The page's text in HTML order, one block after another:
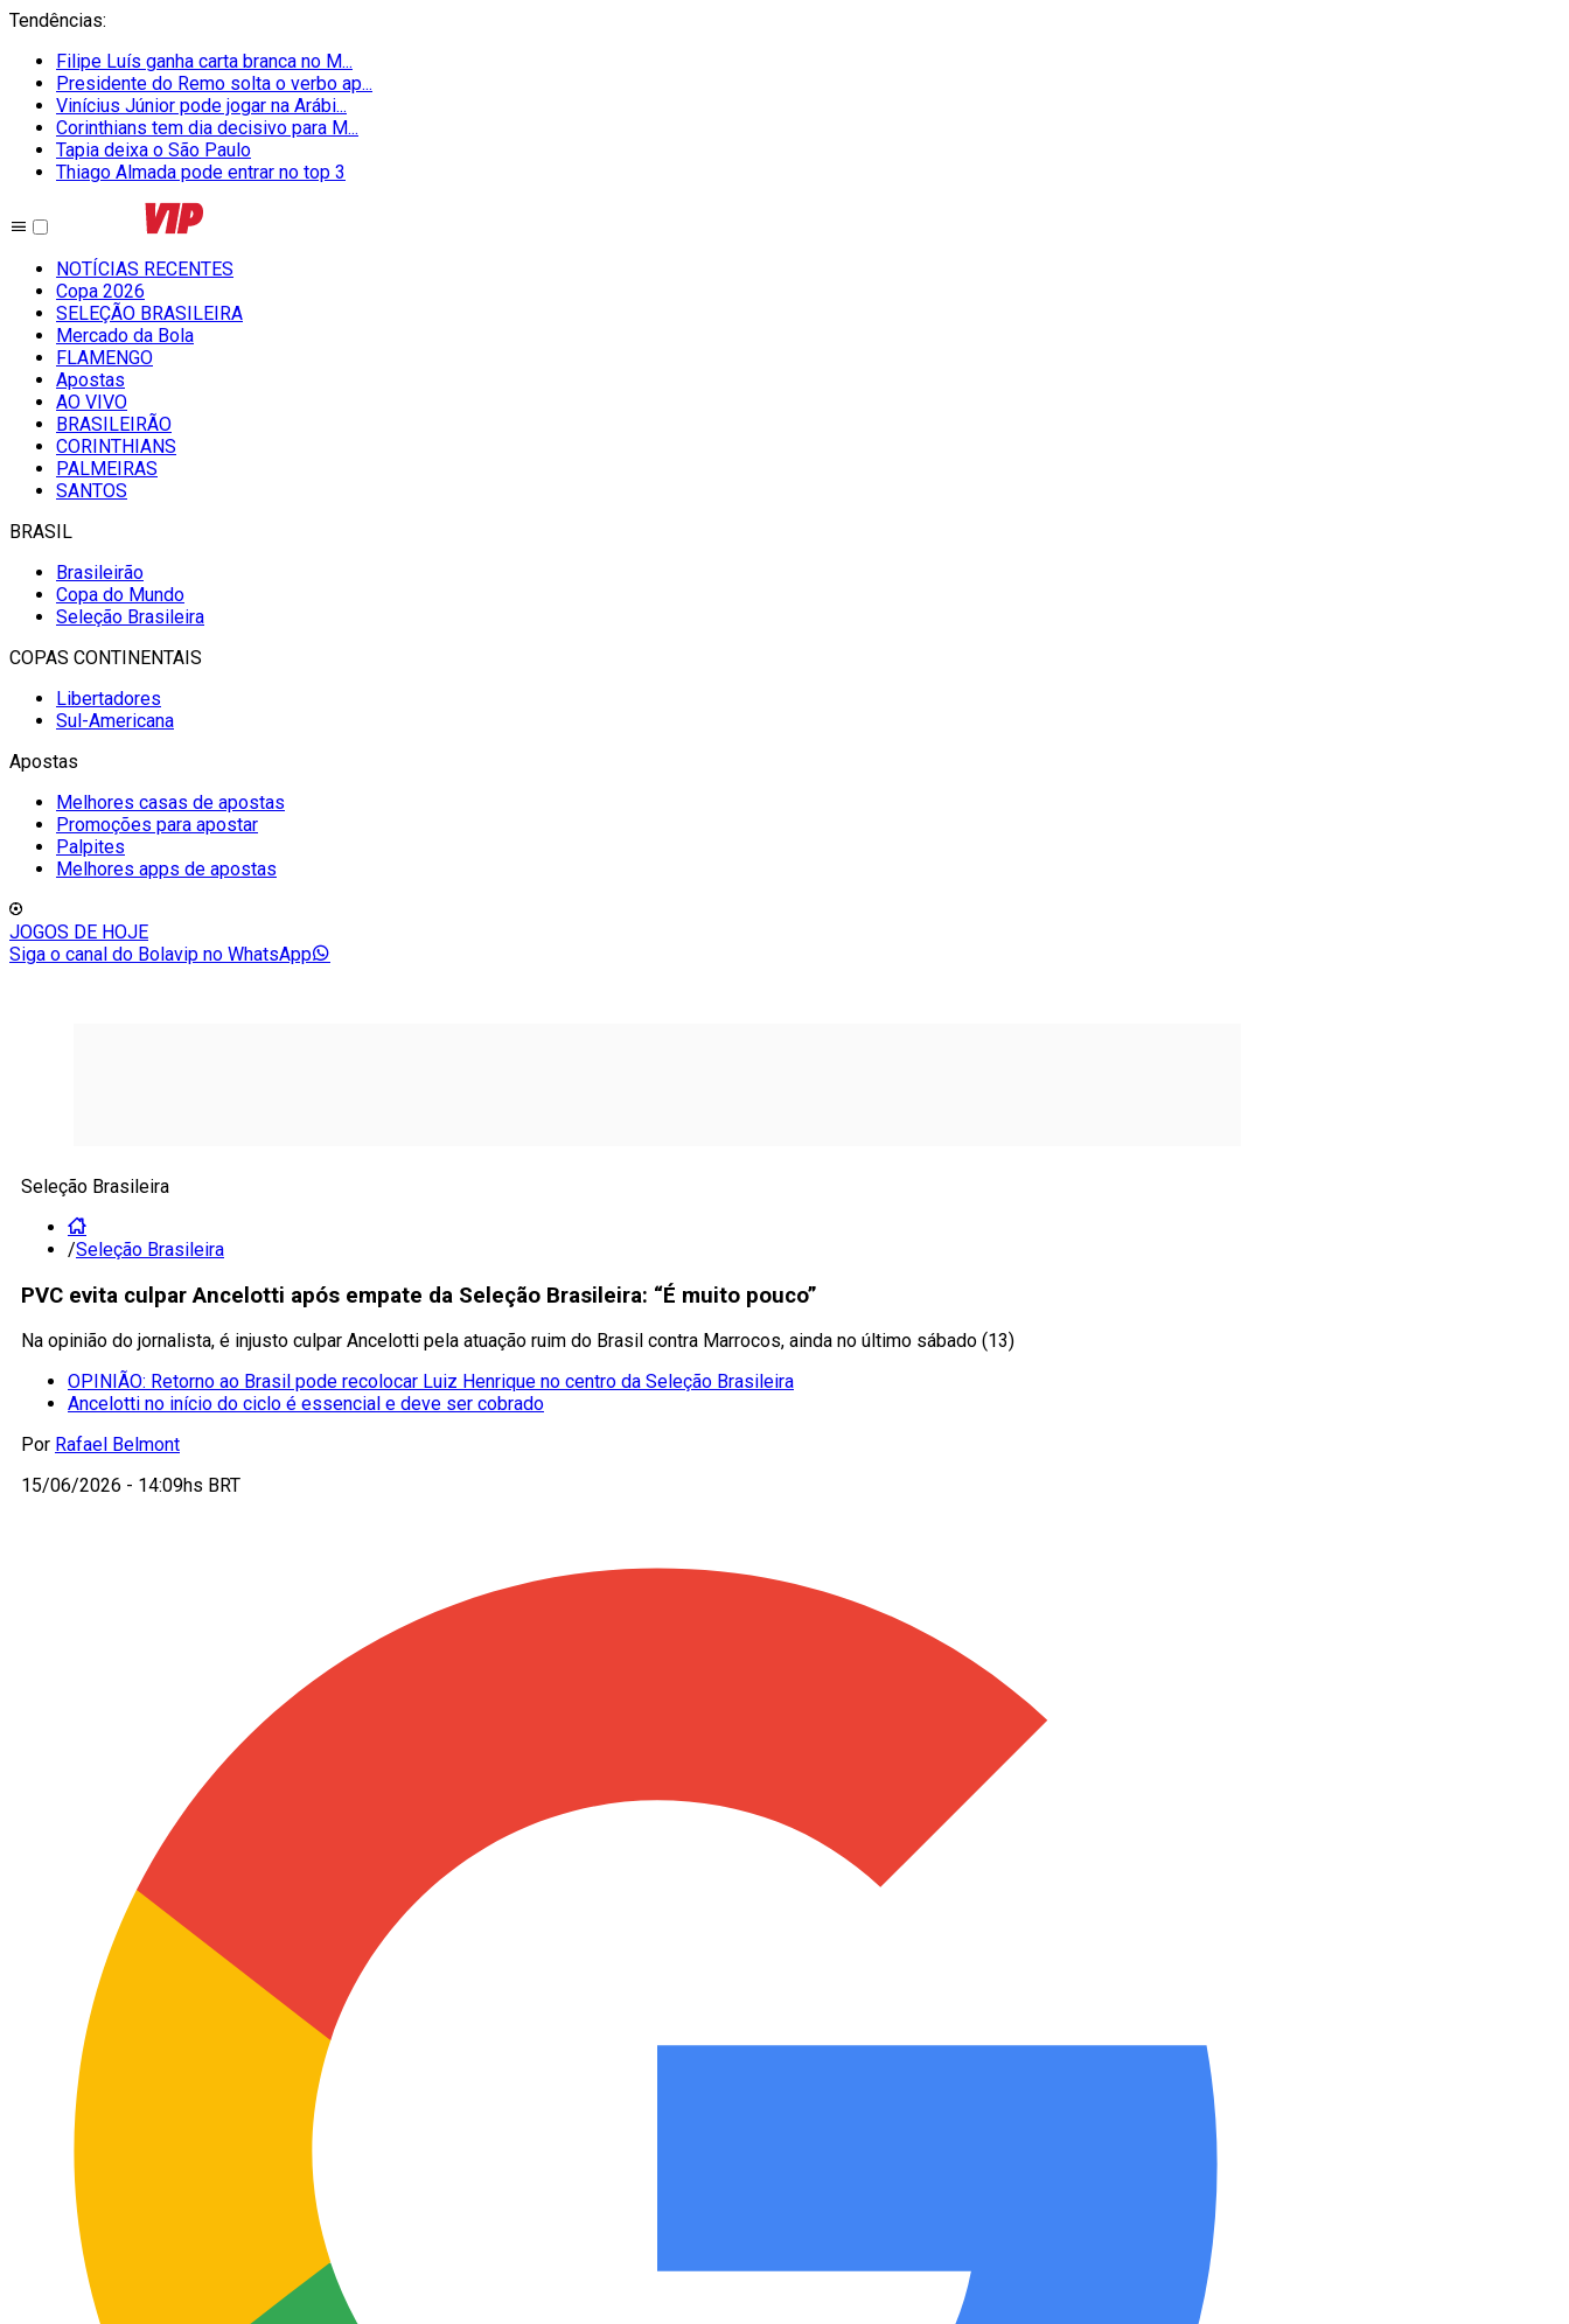
Tendências:
Filipe Luís ganha carta branca no M...
Presidente do Remo solta o verbo ap...
Vinícius Júnior pode jogar na Arábi...
Corinthians tem dia decisivo para M...
Tapia deixa o São Paulo
Thiago Almada pode entrar no top 3
NOTÍCIAS RECENTES
Copa 2026
SELEÇÃO BRASILEIRA
Mercado da Bola
FLAMENGO
Apostas
AO VIVO
BRASILEIRÃO
CORINTHIANS
PALMEIRAS
SANTOS
BRASIL
Brasileirão
Copa do Mundo
Seleção Brasileira
COPAS CONTINENTAIS
Libertadores
Sul-Americana
Apostas
Melhores casas de apostas
Promoções para apostar
Palpites
Melhores apps de apostas
JOGOS DE HOJE
Siga o canal do Bolavip no WhatsApp
Seleção Brasileira
/Seleção Brasileira
PVC evita culpar Ancelotti após empate da Seleção Brasileira: “É muito pouco”
Na opinião do jornalista, é injusto culpar Ancelotti pela atuação ruim do Brasil contra Marrocos, ainda no último sábado (13)
OPINIÃO: Retorno ao Brasil pode recolocar Luiz Henrique no centro da Seleção Brasileira
Ancelotti no início do ciclo é essencial e deve ser cobrado
Por Rafael Belmont
15/06/2026 - 14:09hs BRT